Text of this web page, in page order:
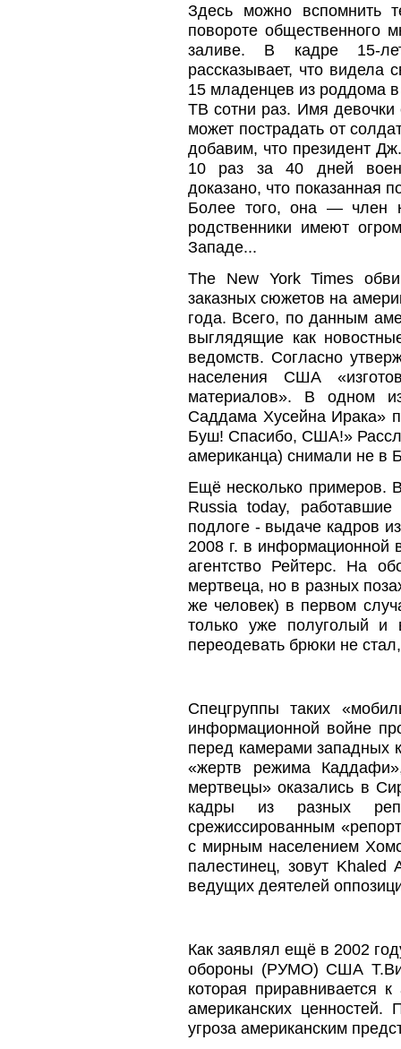
Здесь можно вспомнить
повороте
заливе. В кадре 15-
рассказывает, что видела
15 младенцев из роддома
ТВ сотни раз. Имя
может пострадать от
добавим, что президент
10 раз за 40 дней
доказано, что показанная
Более того, она — член
родственники имеют
Западе...
The New York Times
заказных сюжетов на
года. Всего, по данным
выглядящие как
ведомств. Согласно
населения США
материалов». В одном
Саддама Хусейна Ирака»
Буш! Спасибо, США!»
американца) снимали не в
Ещё несколько примеров.
Russia today,
подлоге - выдаче кадров
2008 г. в информационной
агентство Рейтерс. На
мертвеца, но в разных
же человек) в первом
только уже полуголый и
переодевать брюки не
Спецгруппы таких
информационной войне
перед камерами западных
«жертв режима
мертвецы» оказались в
кадры из разных
срежиссированным
с мирным населением
палестинец, зовут
ведущих деятелей
Как заявлял ещё в 2002
обороны (РУМО) США
которая приравнивается
американских
угроза американским